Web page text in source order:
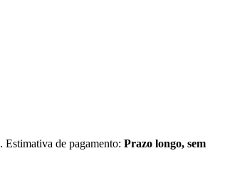
. Estimativa de pagamento: Prazo longo, sem